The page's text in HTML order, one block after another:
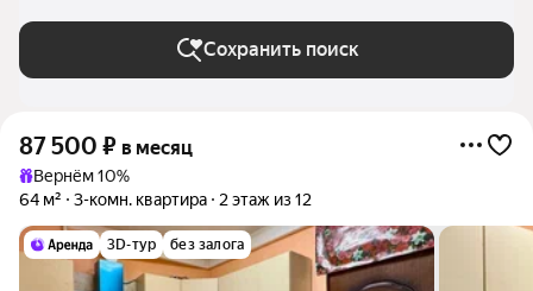
Москве и МО
Сохранить поиск
87 500 ₽ в месяц
Вернём 10%
64 м²
3-комн. квартира 2 этаж из 12
3D-тур без залога